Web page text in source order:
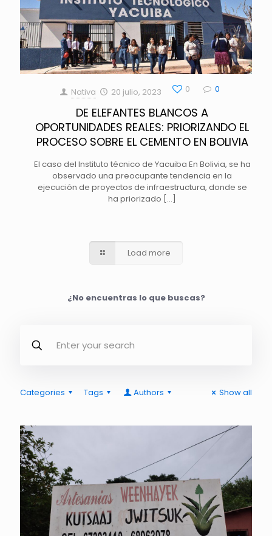
Nativa 20 julio, 2023 0 0
DE ELEFANTES BLANCOS A
OPORTUNIDADES REALES: PRIORIZANDO EL
PROCESO SOBRE EL CEMENTO EN BOLIVIA
El caso del Instituto técnico de Yacuiba En Bolivia, se ha
observado una preocupante tendencia en la
ejecución de proyectos de infraestructura, donde se
ha priorizado […]
Load more
¿No encuentras lo que buscas?
Categories Tags Authors Show all